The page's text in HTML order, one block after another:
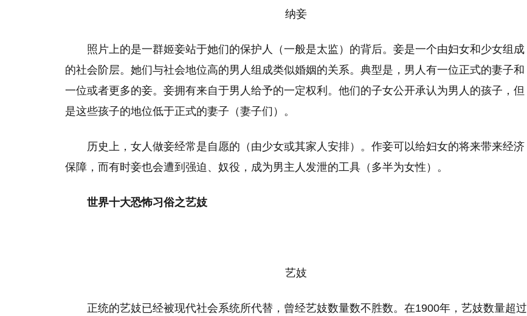
纳妾
照片上的是一群姬妾站于她们的保护人（一般是太监）的背后。妾是一个由妇女和少女组成
的社会阶层。她们与社会地位高的男人组成类似婚姻的关系。典型是，男人有一位正式的妻子和
一位或者更多的妾。妾拥有来自于男人给予的一定权利。他们的子女公开承认为男人的孩子，但
是这些孩子的地位低于正式的妻子（妻子们）。
历史上，女人做妾经常是自愿的（由少女或其家人安排）。作妾可以给妇女的将来带来经济
保障，而有时妾也会遭到强迫、奴役，成为男主人发泄的工具（多半为女性）。
世界十大恐怖习俗之艺妓
艺妓
正统的艺妓已经被现代社会系统所代替，曾经艺妓数量数不胜数。在1900年，艺妓数量超过